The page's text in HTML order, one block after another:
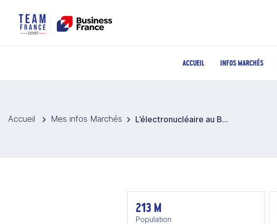
ACCUEIL INFOS MARCHÉS
Accueil Mes infos Marchés L’électronucléaire au Brésil
213 M
Population